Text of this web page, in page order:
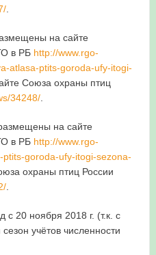
.
на сайте
в РБ http://www.rgo-
atlasa-ptits-goroda-ufy-itogi-
Союза охраны птиц
34248/.
на сайте
в РБ http://www.rgo-
goroda-ufy-itogi-sezona-
охраны птиц России
.
20 ноября 2018 г. (т.к. с
учётов численности